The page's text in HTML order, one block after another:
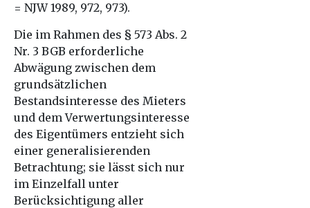
= NJW 1989, 972, 973).
Die im Rahmen des § 573 Abs. 2
Nr. 3 BGB erforderliche
Abwägung zwischen dem
grundsätzlichen
Bestandsinteresse des Mieters
und dem Verwertungsinteresse
des Eigentümers entzieht sich
einer generalisierenden
Betrachtung; sie lässt sich nur
im Einzelfall unter
Berücksichtigung aller